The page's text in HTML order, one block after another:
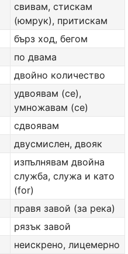
свивам, стискам
(юмрук), притискам
бърз ход, бегом
по двама
двойно количество
удвоявам (се),
умножавам (се)
сдвоявам
двусмислен, двояк
изпълнявам двойна
служба, служа и като
(for)
правя завой (за река)
рязък завой
неискрено, лицемерно